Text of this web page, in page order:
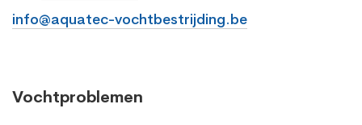
info@aquatec-vochtbestrijding.be
Vochtproblemen